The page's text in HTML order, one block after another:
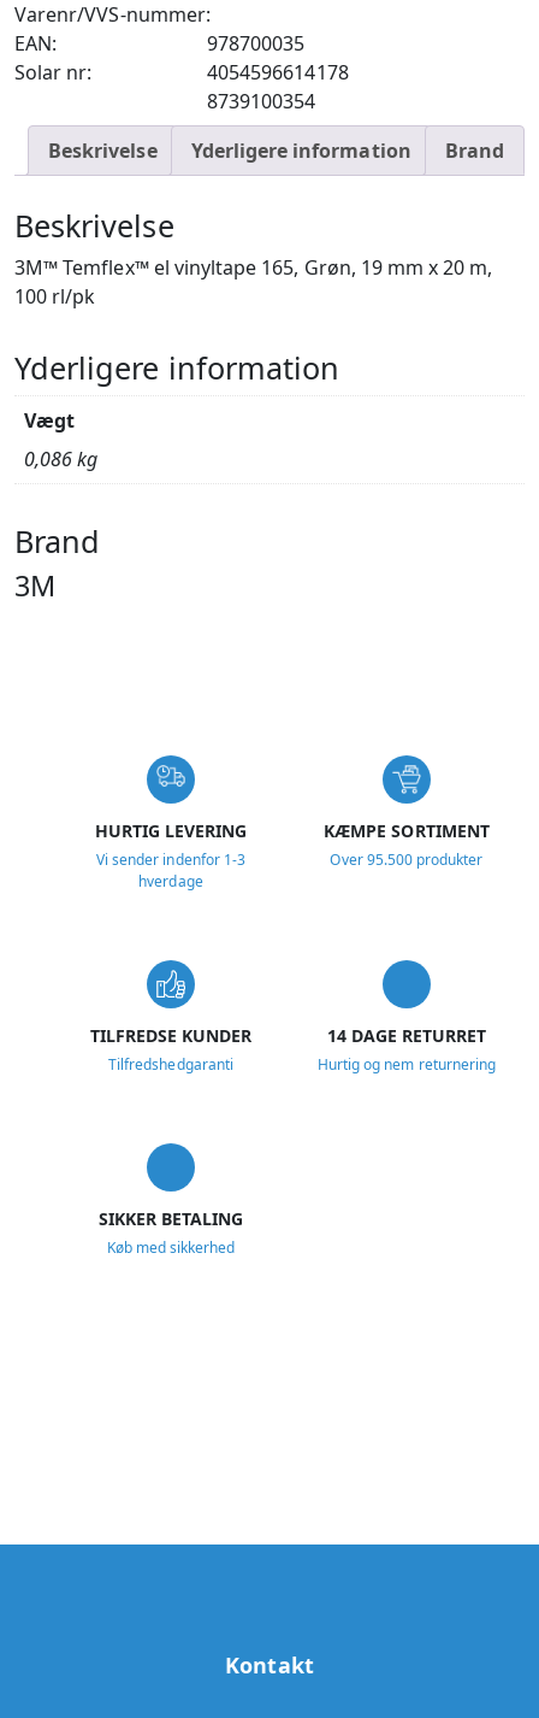
Varenr/VVS-nummer:
978700035
EAN:
4054596614178
Solar nr:
8739100354
Beskrivelse
Yderligere information Brand
Beskrivelse
3M™ Temflex™ el vinyltape 165, Grøn, 19 mm x 20 m,
100 rl/pk
Yderligere information
Vægt
0,086 kg
Brand
3M
HURTIG LEVERING
Vi sender indenfor 1-3
hverdage
KÆMPE SORTIMENT
Over 95.500 produkter
TILFREDSE KUNDER
Tilfredshedgaranti
14 DAGE RETURRET
Hurtig og nem returnering
SIKKER BETALING
Køb med sikkerhed
Kontakt